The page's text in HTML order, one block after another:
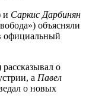
и Саркис Дарбинян
объясняли
официальный
о
а Павел
о новых